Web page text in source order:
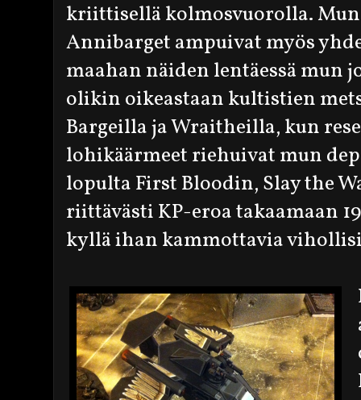
kriittisellä kolmosvuorolla.
Annibarget ampuivat myös
maahan näiden lentäessä mun
olikin oikeastaan kultistien
Bargeilla ja Wraitheilla, kun
lohikäärmeet riehuivat mun
lopulta First Bloodin, Slay the
riittävästi KP-eroa takaamaan
kyllä ihan kammottavia